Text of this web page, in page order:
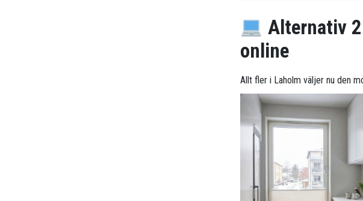
Alternativ
online
Allt fler i Laholm väljer nu den